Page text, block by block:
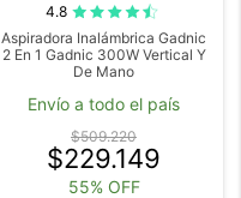
4.8
Aspiradora Inalámbrica Gadnic
2 En 1 Gadnic 300W Vertical Y
De Mano
Envío a todo el país
$509.220
$229.149
55% OFF